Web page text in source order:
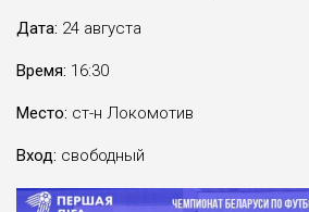
Дата: 24 августа
Время: 16:30
Место: ст-н Локомотив
Вход: свободный